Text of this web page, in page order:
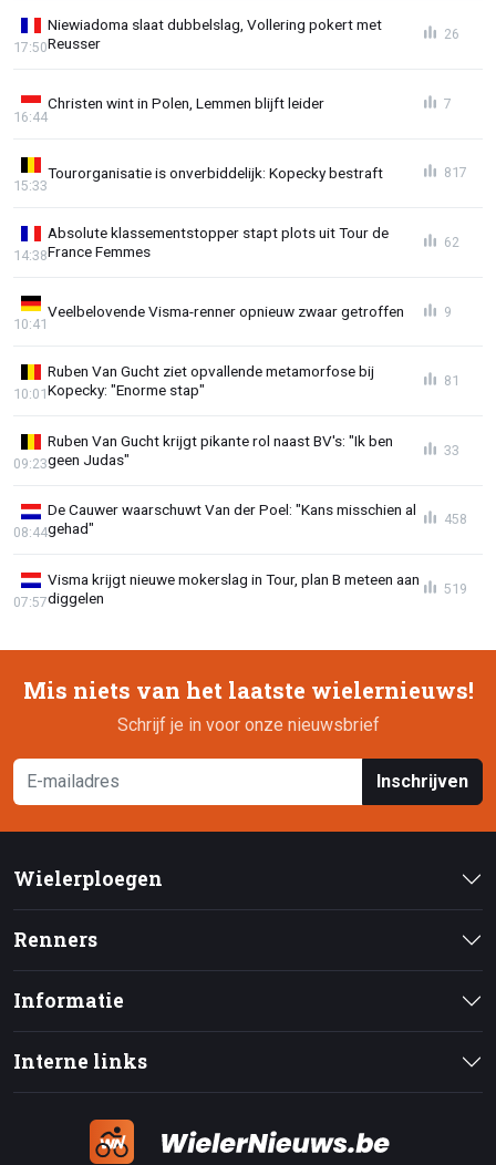
Niewiadoma slaat dubbelslag, Vollering pokert met
Reusser
17:50
26
Christen wint in Polen, Lemmen blijft leider
16:44
7
Tourorganisatie is onverbiddelijk: Kopecky bestraft
15:33
817
Absolute klassementstopper stapt plots uit Tour de
France Femmes
14:38
62
Veelbelovende Visma-renner opnieuw zwaar getroffen
10:41
9
Ruben Van Gucht ziet opvallende metamorfose bij
Kopecky: "Enorme stap"
10:01
81
Ruben Van Gucht krijgt pikante rol naast BV's: "Ik ben
geen Judas"
09:23
33
De Cauwer waarschuwt Van der Poel: "Kans misschien al
gehad"
08:44
458
Visma krijgt nieuwe mokerslag in Tour, plan B meteen aan
diggelen
07:57
519
Mis niets van het laatste wielernieuws!
Schrijf je in voor onze nieuwsbrief
Inschrijven
Wielerploegen
Renners
Informatie
Interne links